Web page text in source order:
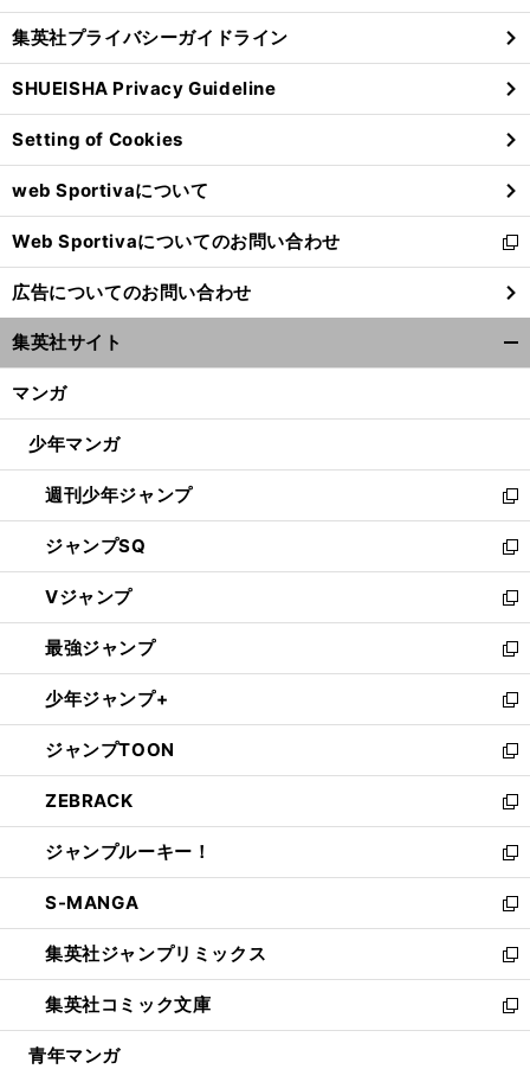
る
し
い
ウ
ィ
ン
ド
ウ
で
開
く
集英社プライバシーガイドライン
SHUEISHA Privacy Guideline
Setting of Cookies
web Sportivaについて
Web Sportivaについてのお問い合わせ
新
し
い
ウ
ィ
ン
ウ
開
く
広告についてのお問い合わせ
集英社サイト
マンガ
少年マンガ
週刊少年ジャンプ
新
し
い
ウ
ィ
ン
ド
ウ
で
開
く
ジャンプSQ
新
し
い
ウ
ィ
ン
ド
ウ
で
開
く
Vジャンプ
新
し
い
ウ
ィ
ン
ド
ウ
で
開
く
最強ジャンプ
新
し
い
ウ
ィ
ン
ド
ウ
で
開
く
少年ジャンプ+
新
し
い
ウ
ィ
ン
ド
ウ
で
開
く
ジャンプTOON
新
し
い
ウ
ィ
ン
ド
ウ
で
開
く
ZEBRACK
新
し
い
ウ
ィ
ン
ド
ウ
で
開
ジャンプルーキー！
新
し
い
ウ
ィ
ン
ド
ウ
S-MANGA
新
し
い
ウ
ィ
ン
集英社ジャンプリミックス
新
し
い
ウ
集英社コミック文庫
新
し
青年マンガ